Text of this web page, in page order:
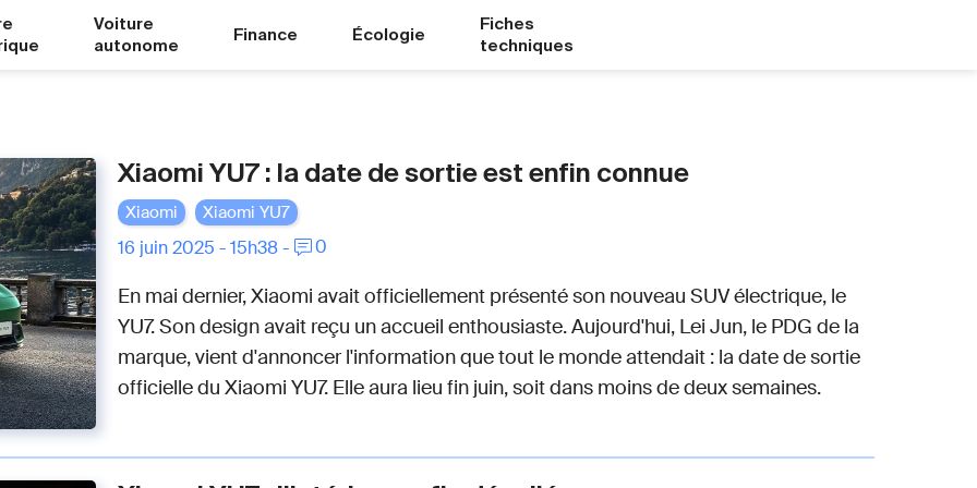
Voiture
autonome
Finance Écologie
Fiches
techniques
Xiaomi YU7 : la date de sortie est enfin connue
Xiaomi Xiaomi YU7
16 juin 2025 - 15h38 - 0
En mai dernier, Xiaomi avait officiellement présenté son nouveau SUV électrique, le
YU7. Son design avait reçu un accueil enthousiaste. Aujourd'hui, Lei Jun, le PDG de la
marque, vient d'annoncer l'information que tout le monde attendait : la date de sortie
officielle du Xiaomi YU7. Elle aura lieu fin juin, soit dans moins de deux semaines.